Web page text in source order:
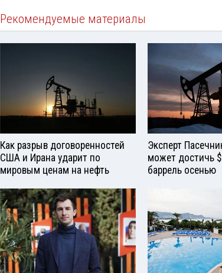
Рекомендуемые материалы
Как разрыв договоренностей
США и Ирана ударит по
мировым ценам на нефть
Эксперт
может достичь
баррель осенью